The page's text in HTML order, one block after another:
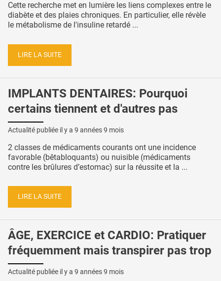
Cette recherche met en lumière les liens complexes entre le
diabète et des plaies chroniques. En particulier, elle révèle
le métabolisme de l'insuline retardé ...
LIRE LA SUITE
IMPLANTS DENTAIRES: Pourquoi
certains tiennent et d'autres pas
Actualité publiée il y a 9 années 9 mois
2 classes de médicaments courants ont une incidence
favorable (bêtabloquants) ou nuisible (médicaments
contre les brûlures d’estomac) sur la réussite et la ...
LIRE LA SUITE
ÂGE, EXERCICE et CARDIO: Pratiquer
fréquemment mais transpirer pas trop
Actualité publiée il y a 9 années 9 mois